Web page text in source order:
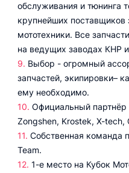
обслуживания и тюнинга
крупнейших поставщиков
мототехники. Все
на ведущих заводах КНР
Выбор - огромный
запчастей, экипировки–
ему необходимо.
Официальный
Zongshen, Krostek, X-tech,
Собственная команда
Team.
1-е место на Кубок